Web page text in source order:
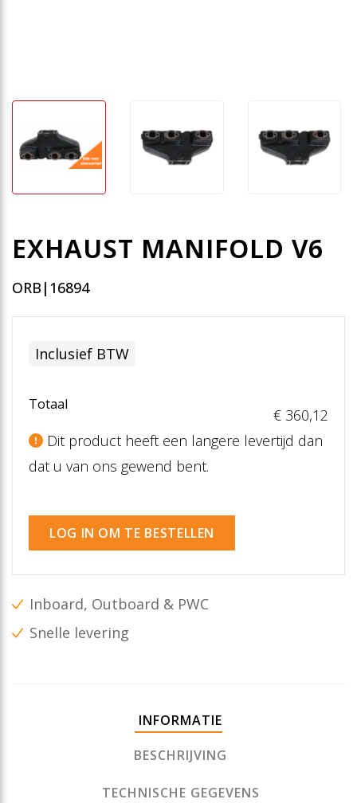
EXHAUST MANIFOLD V6
ORB|16894
Inclusief BTW
Totaal
€ 360,12
Dit product heeft een langere levertijd dan
dat u van ons gewend bent.
LOG IN OM TE BESTELLEN
Inboard, Outboard & PWC
Snelle levering
INFORMATIE
BESCHRIJVING
TECHNISCHE GEGEVENS